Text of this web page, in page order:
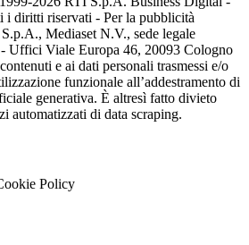
i diritti riservati - Per la pubblicità
Mediaset N.V., sede legale
- Uffici Viale Europa 46, 20093 Cologno
e ai dati personali trasmessi e/o
funzionale all’addestramento di
generativa. È altresì fatto divieto
automatizzati di data scraping.
Policy